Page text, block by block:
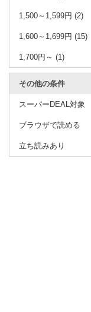
1,500～1,599円 (2)
1,600～1,699円 (15)
1,700円～ (1)
その他の条件
スーパーDEAL対象
ブラウザで読める
立ち読みあり